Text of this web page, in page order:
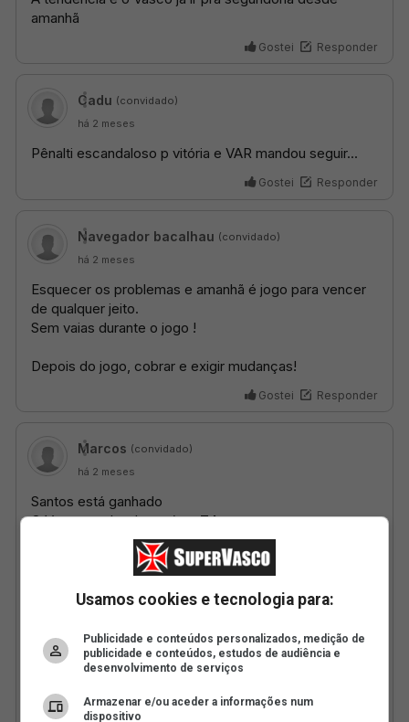
Usamos cookies e tecnologia para:
Publicidade e conteúdos personalizados, medição de
publicidade e conteúdos, estudos de audiência e
desenvolvimento de serviços
Armazenar e/ou aceder a informações num
dispositivo